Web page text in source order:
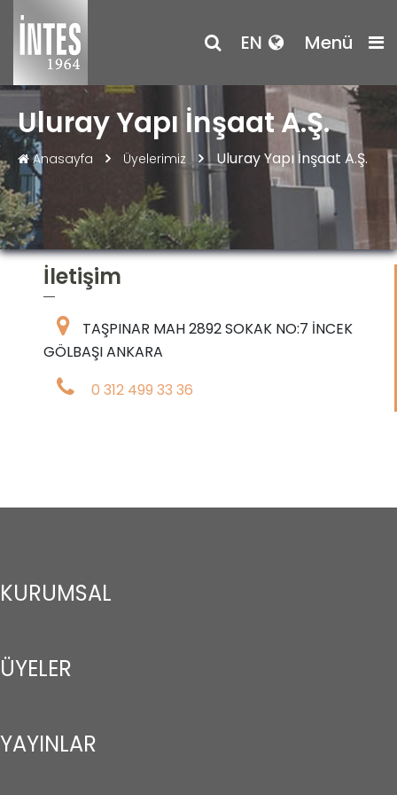
EN Menü
Uluray Yapı İnşaat A.Ş.
Anasayfa Üyelerimiz Uluray Yapı İnşaat A.Ş.
İletişim
TAŞPINAR MAH 2892 SOKAK NO:7 İNCEK
GÖLBAŞI ANKARA
0 312 499 33 36
KURUMSAL
ÜYELER
YAYINLAR